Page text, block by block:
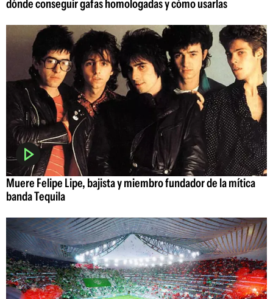
dónde conseguir gafas homologadas y cómo usarlas
Muere Felipe Lipe, bajista y miembro fundador de la mítica
banda Tequila